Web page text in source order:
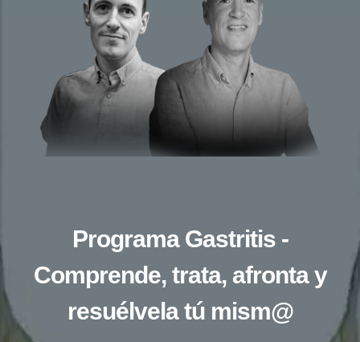
Programa Gastritis -
Comprende, trata, afronta y
resuélvela tú mism@